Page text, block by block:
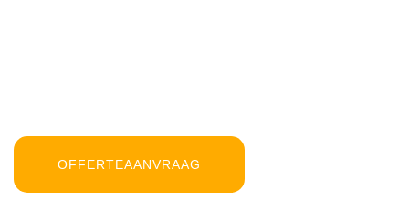
OFFERTEAANVRAAG